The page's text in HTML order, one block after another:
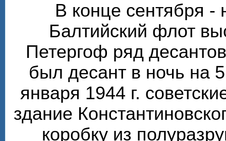
В конце сентября -
Балтийский флот
Петергоф ряд
был десант в ночь на
января 1944 г.
здание
коробку из